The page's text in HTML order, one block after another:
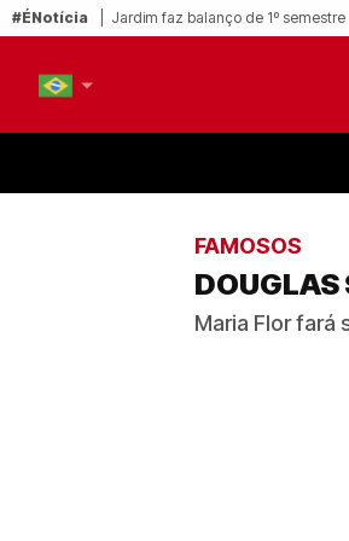
#ÉNotícia Jardim faz balanço de 1º semestre
FAMOSOS
DOUGLAS
Maria Flor fará